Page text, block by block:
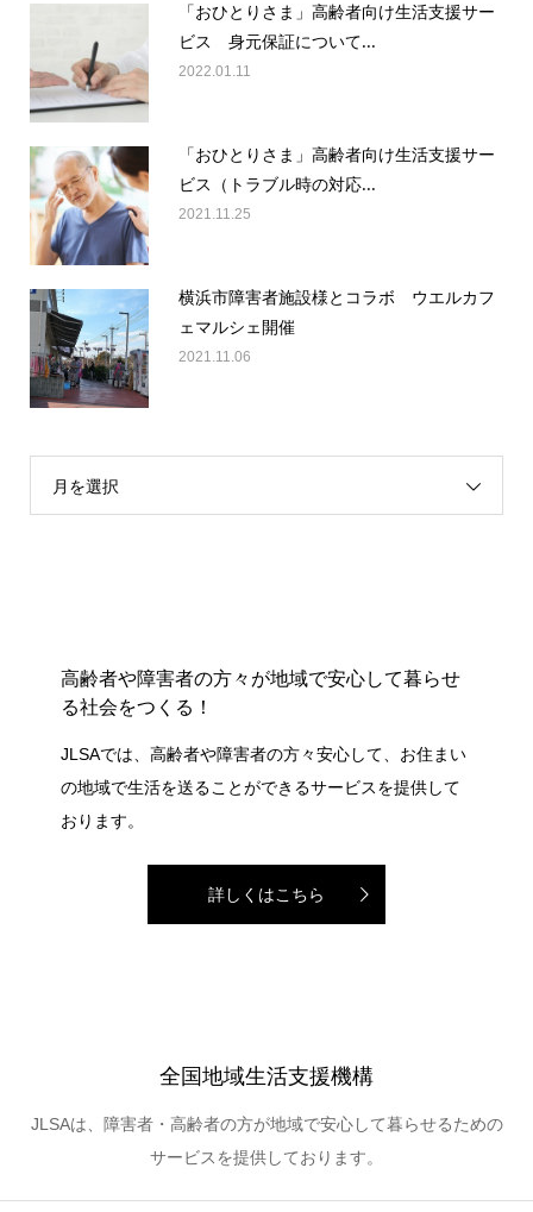
「おひとりさま」高齢者向け生活支援サー
ビス 身元保証について...
2022.01.11
「おひとりさま」高齢者向け生活支援サー
ビス（トラブル時の対応...
2021.11.25
横浜市障害者施設様とコラボ ウエルカフ
ェマルシェ開催
2021.11.06
月を選択
高齢者や障害者の方々が地域で安心して暮らせ
る社会をつくる！
JLSAでは、高齢者や障害者の方々安心して、お住まい
の地域で生活を送ることができるサービスを提供して
おります。
詳しくはこちら
全国地域生活支援機構
JLSAは、障害者・高齢者の方が地域で安心して暮らせるための
サービスを提供しております。